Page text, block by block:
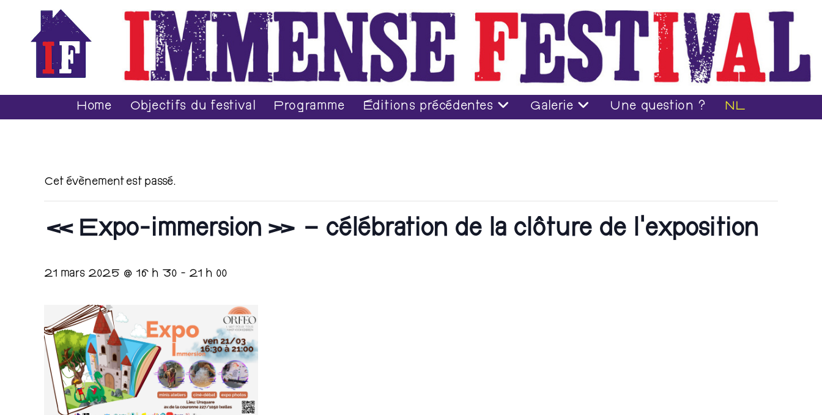
Home Objectifs du festival Programme Éditions précédentes Galerie Une question ? NL
Cet évènement est passé.
« Expo-immersion » – célébration de la clôture de l’exposition
21 mars 2025 @ 16 h 30 - 21 h 00